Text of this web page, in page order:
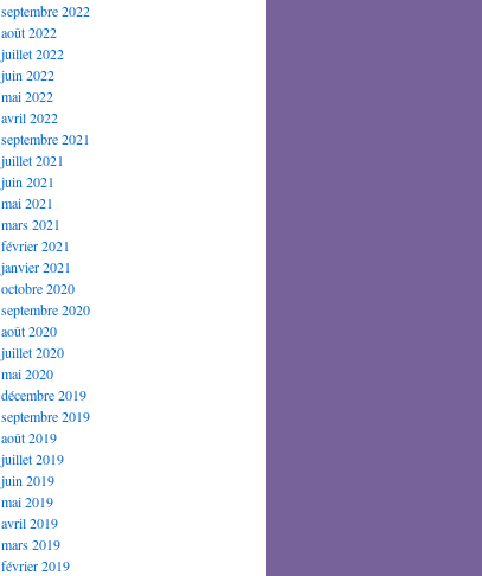
septembre 2022
août 2022
juillet 2022
juin 2022
mai 2022
avril 2022
septembre 2021
juillet 2021
juin 2021
mai 2021
mars 2021
février 2021
janvier 2021
octobre 2020
septembre 2020
août 2020
juillet 2020
mai 2020
décembre 2019
septembre 2019
août 2019
juillet 2019
juin 2019
mai 2019
avril 2019
mars 2019
février 2019